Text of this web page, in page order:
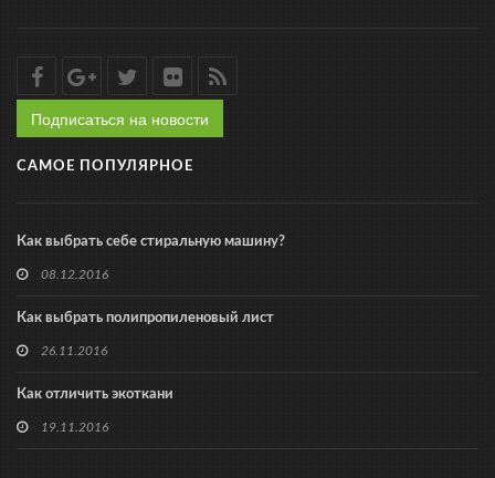
Подписаться на новости
САМОЕ ПОПУЛЯРНОЕ
Как выбрать себе стиральную машину?
08.12.2016
Как выбрать полипропиленовый лист
26.11.2016
Как отличить экоткани
19.11.2016